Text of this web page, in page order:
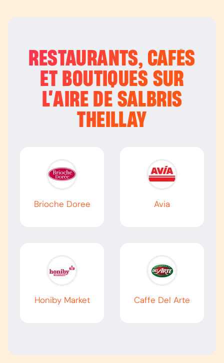
RESTAURANTS, CAFÉS
ET BOUTIQUES SUR
L’AIRE DE SALBRIS
THEILLAY
Brioche Doree Avia
Honiby Market Caffe Del Arte